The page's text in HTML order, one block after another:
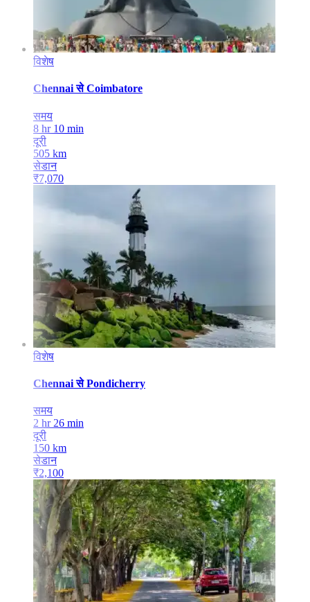
विशेष
Chennai से Coimbatore
समय
8 hr 10 min
दूरी
505 km
सेडान
₹7,070
विशेष
Chennai से Pondicherry
समय
2 hr 26 min
दूरी
150 km
सेडान
₹2,100